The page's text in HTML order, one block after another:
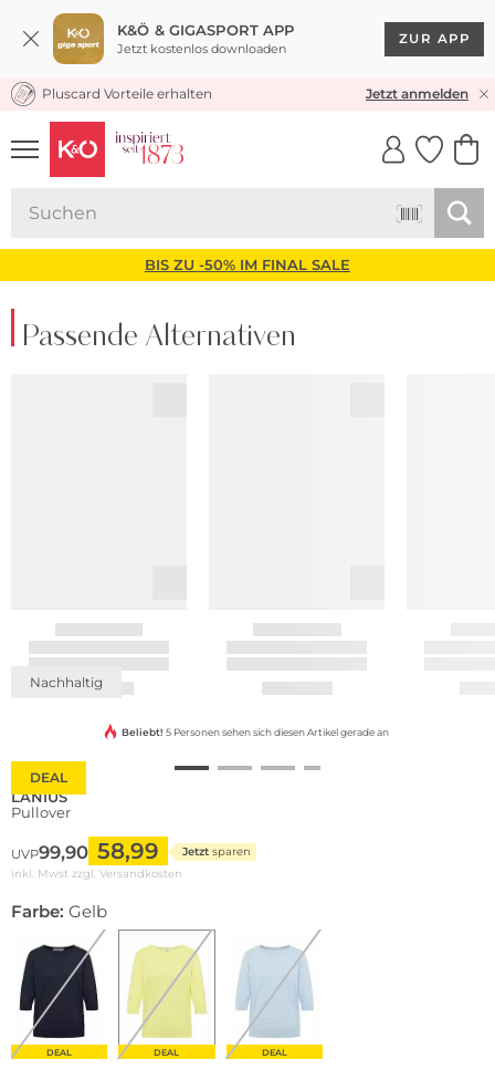
K&Ö & GIGASPORT APP
Jetzt kostenlos downloaden
ZUR APP
KOSTENLOSER VERSAND* & RÜCKVERSAND
Pluscard Vorteile erhalten Jetzt anmelden
UNSERE APP
CLICK &
BIS ZU -50% IM FINAL SALE
Passende Alternativen
DEAL
Nachhaltig
Beliebt! 5 Personen sehen sich diesen Artikel gerade an
LANIUS
Pullover
UVP99,90 58,99 Jetzt sparen
inkl. Mwst zzgl. Versandkosten
Farbe: Gelb
DEAL DEAL DEAL